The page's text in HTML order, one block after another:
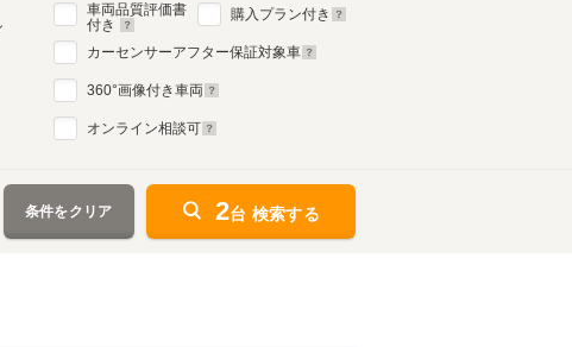
車両品質評価書
付き
購入プラン付き
カーセンサーアフター保証対象車
360°画像付き車両
オンライン相談可
条件をクリア 2台 検索する